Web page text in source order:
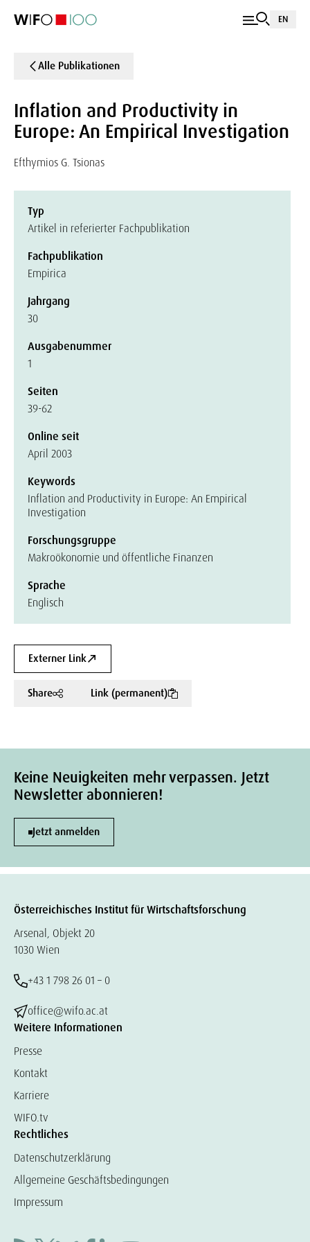
EN
Alle Publikationen
Inflation and Productivity in
Europe: An Empirical Investigation
Efthymios G. Tsionas
Typ
Artikel in referierter Fachpublikation
Fachpublikation
Empirica
Jahrgang
30
Ausgabenummer
1
Seiten
39-62
Online seit
April 2003
Keywords
Inflation and Productivity in Europe: An Empirical
Investigation
Forschungsgruppe
Makroökonomie und öffentliche Finanzen
Sprache
Englisch
Externer Link
Share Link (permanent)
Keine Neuigkeiten mehr verpassen. Jetzt
Newsletter abonnieren!
Jetzt anmelden
Österreichisches Institut für Wirtschaftsforschung
Arsenal, Objekt 20
1030 Wien
+43 1 798 26 01 – 0
office@wifo.ac.at
Weitere Informationen
Presse
Kontakt
Karriere
WIFO.tv
Rechtliches
Datenschutzerklärung
Allgemeine Geschäftsbedingungen
Impressum